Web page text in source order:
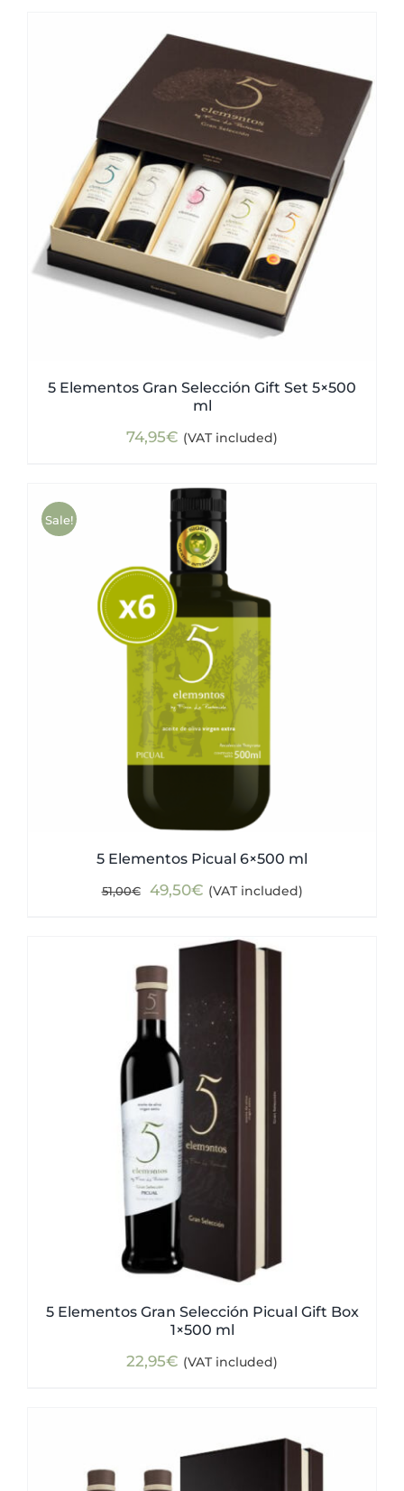
51,00€.49,50€.
5 Elementos Gran Selección Gift Set 5×500
ml
74,95€ (VAT included)
Sale!
5 Elementos Picual 6×500 ml
51,00€
Original
51,00€.
49,50€Current
is:
(VAT included)
5 Elementos Gran Selección Picual Gift Box
1×500 ml
22,95€ (VAT included)